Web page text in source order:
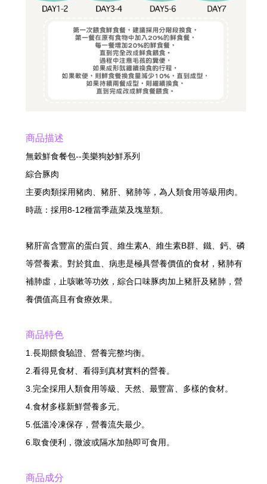
商品描述
無穀鮮食餐包--美樂狗妙鮮系列
綜合豚肉
主要肉類採用豬肉、豬肝、豬肺等，為人類食用等級用肉。
時蔬：採用8-12種當季蔬菜及塊莖類。
豬肝富含豐富的蛋白質、維生素A、維生素B群、鐵、鈣、磷
等營養素。對於貧血、病患是極具營養價值的食材，豬肺有
補肺虛，止咳嗽等功效，綜合口味豚肉加上豬肝及豬肺，營
養價值高且有食療效果。
商品特色
1.長期餵食驗證、營養完整均衡。
2.看得見食材、看得到真材實料的營養。
3.完全採用人類食用等級、天然、最豐富、多樣的食材。
4.食材多樣新鮮營養多元。
5.低溫冷凍保存，營養流失最少。
6.取食便利，微波或隔水加熱即可食用。
商品成分